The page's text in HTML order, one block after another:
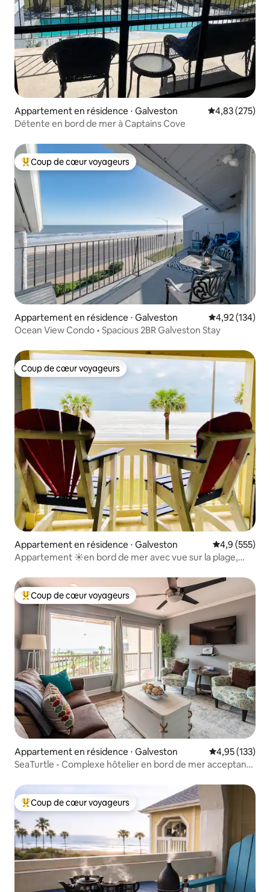
Appartement en résidence ⋅ Galveston Évaluation
4,83 (275)
Détente en bord de mer à Captains Cove
Coups de cœur voyageurs les plus appréciés
Coup de cœur voyageurs
Appartement en résidence ⋅ Galveston Évaluation
4,92 (134)
Ocean View Condo • Spacious 2BR Galveston Stay
Coup de cœur voyageurs
Coup de cœur voyageurs
Appartement en résidence ⋅ Galveston Évaluation
4,9 (555)
Appartement ☀en bord de mer avec vue sur la plage,
Coups de cœur voyageurs les plus appréciés
Coup de cœur voyageurs
Appartement en résidence ⋅ Galveston Évaluation
4,95 (133)
SeaTurtle - Complexe hôtelier en bord de mer acceptant
Coups de cœur voyageurs les plus appréciés
Coup de cœur voyageurs